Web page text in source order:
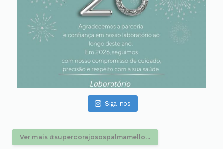
Siga-nos
Ver mais #supercorajosospalmamello...